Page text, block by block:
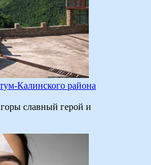
Калинского района
славный герой и